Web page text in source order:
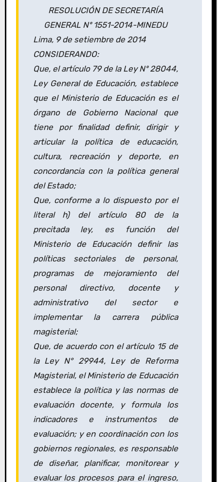
RESOLUCIÓN DE SECRETARÍA
GENERAL Nº 1551-2014-MINEDU
Lima, 9 de setiembre de 2014
CONSIDERANDO:
Que, el artículo 79 de la Ley Nº 28044,
Ley General de Educación, establece
que el Ministerio de Educación es el
órgano de Gobierno Nacional que
tiene por finalidad definir, dirigir y
articular la política de educación,
cultura, recreación y deporte, en
concordancia con la política general
del Estado;
Que, conforme a lo dispuesto por el
literal h) del artículo 80 de la
precitada ley, es función del
Ministerio de Educación definir las
políticas sectoriales de personal,
programas de mejoramiento del
personal directivo, docente y
administrativo del sector e
implementar la carrera pública
magisterial;
Que, de acuerdo con el artículo 15 de
la Ley N° 29944, Ley de Reforma
Magisterial, el Ministerio de Educación
establece la política y las normas de
evaluación docente, y formula los
indicadores e instrumentos de
evaluación; y en coordinación con los
gobiernos regionales, es responsable
de diseñar, planificar, monitorear y
evaluar los procesos para el ingreso,